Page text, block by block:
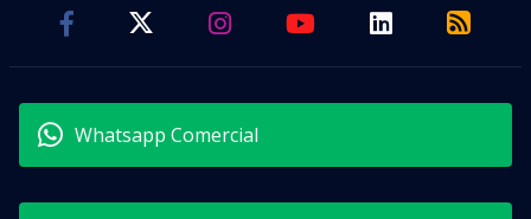
Whatsapp Comercial